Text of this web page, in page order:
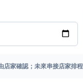
家確認；未來串接店家排